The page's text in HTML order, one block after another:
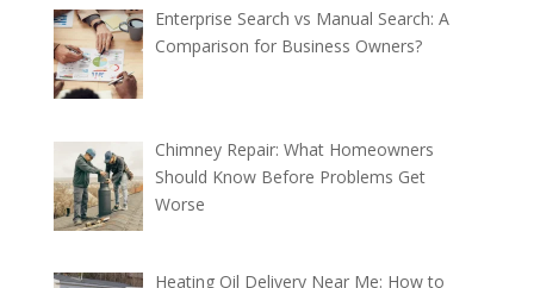
Enterprise Search vs Manual Search: A
Comparison for Business Owners?
Chimney Repair: What Homeowners
Should Know Before Problems Get
Worse
Heating Oil Delivery Near Me: How to